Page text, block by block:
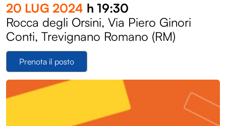
20 LUG 2024 h 19:30
Rocca degli Orsini, Via Piero Ginori
Conti, Trevignano Romano (RM)
Prenota il posto